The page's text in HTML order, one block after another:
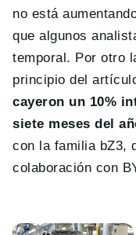
no está
que algunos
temporal. Por otro
principio del
cayeron un 10%
siete meses del
con la familia bZ3,
colaboración con